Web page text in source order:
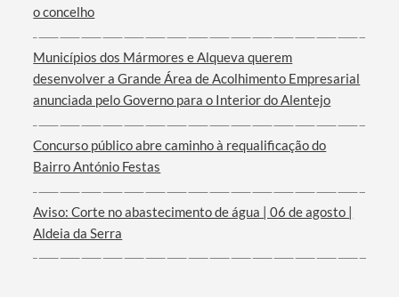
Termo de Pesquisa
Categorias gerais
Filtros
o concelho
Municípios dos Mármores e Alqueva querem
desenvolver a Grande Área de Acolhimento Empresarial
anunciada pelo Governo para o Interior do Alentejo
Concurso público abre caminho à requalificação do
Bairro António Festas
Aviso: Corte no abastecimento de água | 06 de agosto |
Aldeia da Serra